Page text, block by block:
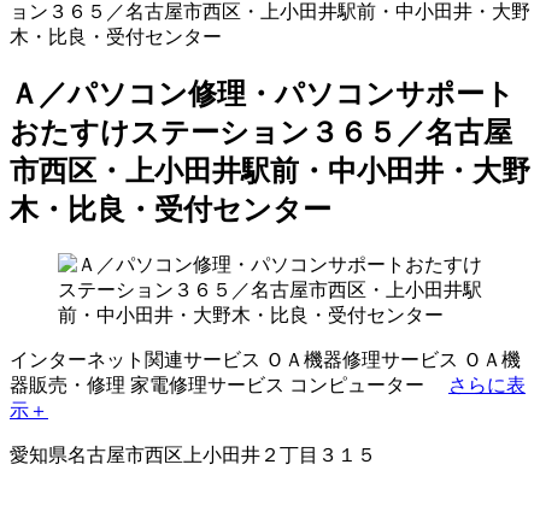
ョン３６５／名古屋市西区・上小田井駅前・中小田井・大野
木・比良・受付センター
Ａ／パソコン修理・パソコンサポート
おたすけステーション３６５／名古屋
市西区・上小田井駅前・中小田井・大野
木・比良・受付センター
インターネット関連サービス ＯＡ機器修理サービス ＯＡ機
器販売・修理 家電修理サービス コンピューター
さらに表
示＋
愛知県名古屋市西区上小田井２丁目３１５